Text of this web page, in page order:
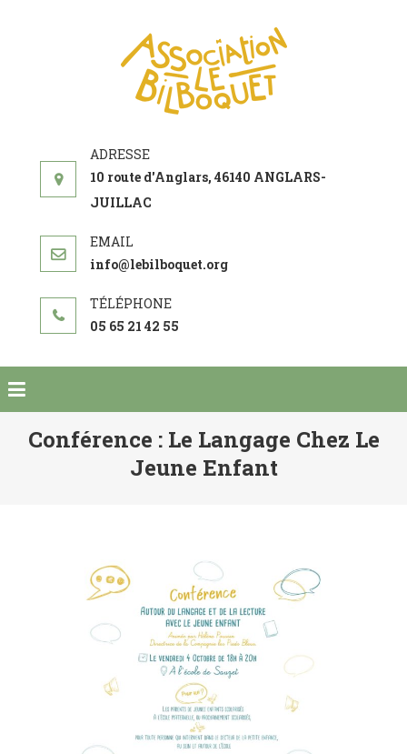
10 route d'Anglars, 46140 ANGLARS-
JUILLAC
info@lebilboquet.org
05 65 21 42 55
Conférence : Le Langage Chez Le
Jeune Enfant